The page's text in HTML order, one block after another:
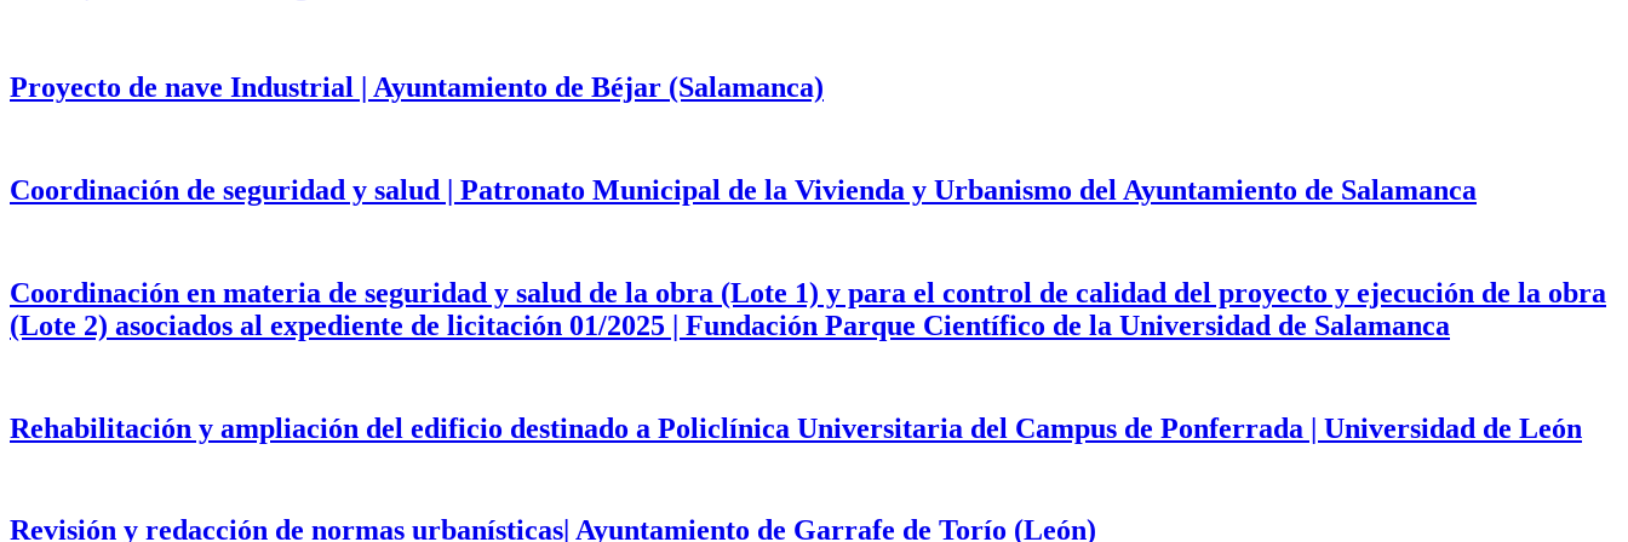
Proyecto de nave Industrial | Ayuntamiento de Béjar (Salamanca)
Coordinación de seguridad y salud | Patronato Municipal de la Vivienda y Urbanismo del Ayuntamiento de Salamanca
Coordinación en materia de seguridad y salud de la obra (Lote 1) y para el control de calidad del proyecto y ejecución de la obra
(Lote 2) asociados al expediente de licitación 01/2025 | Fundación Parque Científico de la Universidad de Salamanca
Rehabilitación y ampliación del edificio destinado a Policlínica Universitaria del Campus de Ponferrada | Universidad de León
Revisión y redacción de normas urbanísticas| Ayuntamiento de Garrafe de Torío (León)